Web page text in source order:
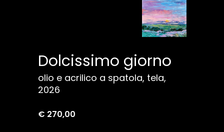
Dolcissimo giorno
olio e acrilico a spatola, tela,
2026
€ 270,00